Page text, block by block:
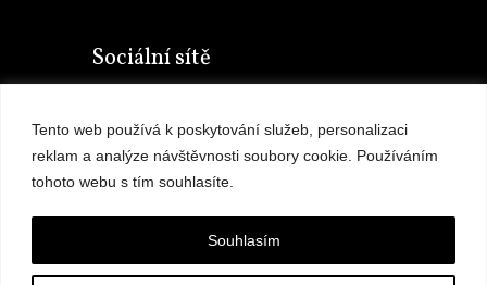
Tento web používá k poskytování služeb, personalizaci
reklam a analýze návštěvnosti soubory cookie. Používáním
tohoto webu s tím souhlasíte.
Souhlasím
Sociální sítě
GDPR